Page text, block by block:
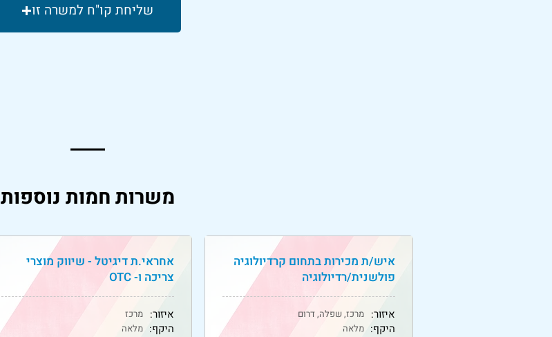
שליחת קו"ח למשרה זו
משרות חמות נוספות
איש/ת מכירות בתחום קרדיולוגיה
פולשנית/רדיולוגיה
איזור: מרכז, שפלה, דרום
היקף: מלאה
אחראי.ת דיגיטל - שיווק מוצרי
צריכה ו- OTC
איזור: מרכז
היקף: מלאה